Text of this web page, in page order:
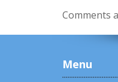
Comments
Menu